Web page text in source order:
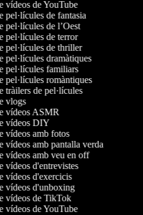
vídeos de YouTube
pel·lícules de fantasia
pel·lícules de l’Oest
pel·lícules de terror
pel·lícules de thriller
pel·lícules dramàtiques
pel·lícules familiars
pel·lícules romàntiques
tràilers de pel·lícules
vlogs
vídeos ASMR
vídeos DIY
vídeos amb fotos
vídeos amb pantalla verda
vídeos amb veu en off
vídeos d'entrevistes
vídeos d'exercicis
vídeos d'unboxing
vídeos de TikTok
vídeos de YouTube